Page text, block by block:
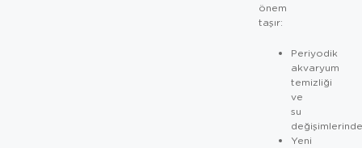
önem
taşır:
Periyodik
akvaryum
temizliği
ve
su
Yeni